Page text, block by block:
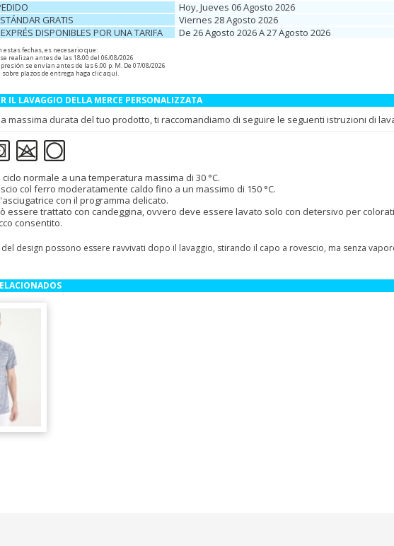
Hoy, Jueves 06 Agosto 2026
GRATIS
Viernes 28 Agosto 2026
DISPONIBLES POR UNA TARIFA
De 26 Agosto 2026 A 27 Agosto 2026
estas fechas, es necesario que:
realizan antes de las 18:00 del 06/08/2026
se envían antes de las 6.00 p. M. De 07/08/2026
plazos de entrega haga clic aquí.
IL LAVAGGIO DELLA MERCE PERSONALIZZATA
massima durata del tuo prodotto, ti raccomandiamo di seguire le seguenti istruzioni di
normale a una temperatura massima di 30 °C.
col ferro moderatamente caldo fino a un massimo di 150 °C.
con il programma delicato.
essere trattato con candeggina, ovvero deve essere lavato solo con detersivo per
consentito.
design possono essere ravvivati dopo il lavaggio, stirando il capo a rovescio, ma senza